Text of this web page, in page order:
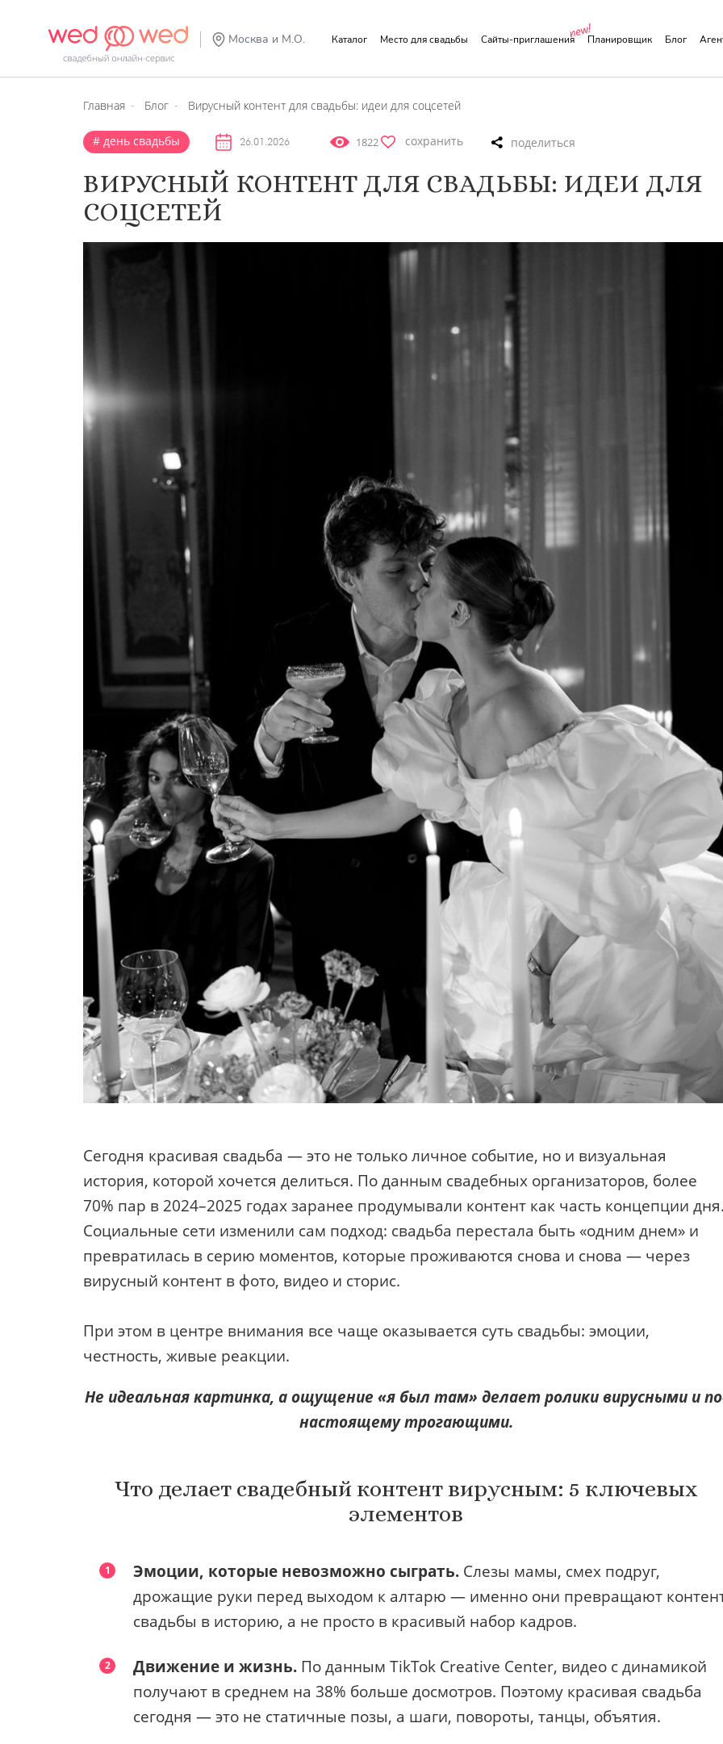
Москва и М.О. Каталог Место для свадьбы Сайты-приглашения Планировщик Блог
Главная Блог Вирусный контент для свадьбы: идеи для соцсетей
день свадьбы 26.01.2026 1822 сохранить
ВИРУСНЫЙ КОНТЕНТ ДЛЯ СВАДЬБЫ: ИДЕИ ДЛЯ
СОЦСЕТЕЙ
Сегодня красивая свадьба — это не только личное событие, но и визуальная
история, которой хочется делиться. По данным свадебных организаторов, более
70% пар в 2024–2025 годах заранее продумывали контент как часть концепции
Социальные сети изменили сам подход: свадьба перестала быть «одним днем» и
превратилась в серию моментов, которые проживаются снова и снова — через
вирусный контент в фото, видео и сторис.
При этом в центре внимания все чаще оказывается суть свадьбы: эмоции,
честность, живые реакции.
Не идеальная картинка, а ощущение «я был там» делает ролики вирусными и
настоящему трогающими.
Что делает свадебный контент вирусным: 5 ключевых
элементов
Эмоции, которые невозможно сыграть. Слезы мамы, смех подруг,
дрожащие руки перед выходом к алтарю — именно они превращают
свадьбы в историю, а не просто в красивый набор кадров.
Движение и жизнь. По данным TikTok Creative Center, видео с динамикой
получают в среднем на 38% больше досмотров. Поэтому красивая свадьба
сегодня — это не статичные позы, а шаги, повороты, танцы, объятия.